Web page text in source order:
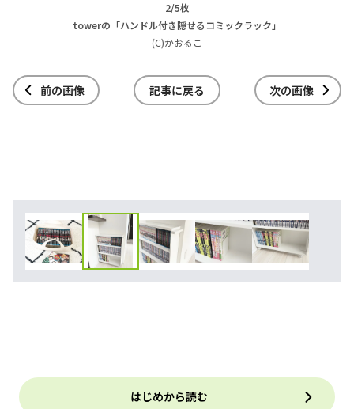
2/5枚
towerの「ハンドル付き隠せるコミックラック」
(C)かおるこ
前の画像 記事に戻る 次の画像
はじめから読む